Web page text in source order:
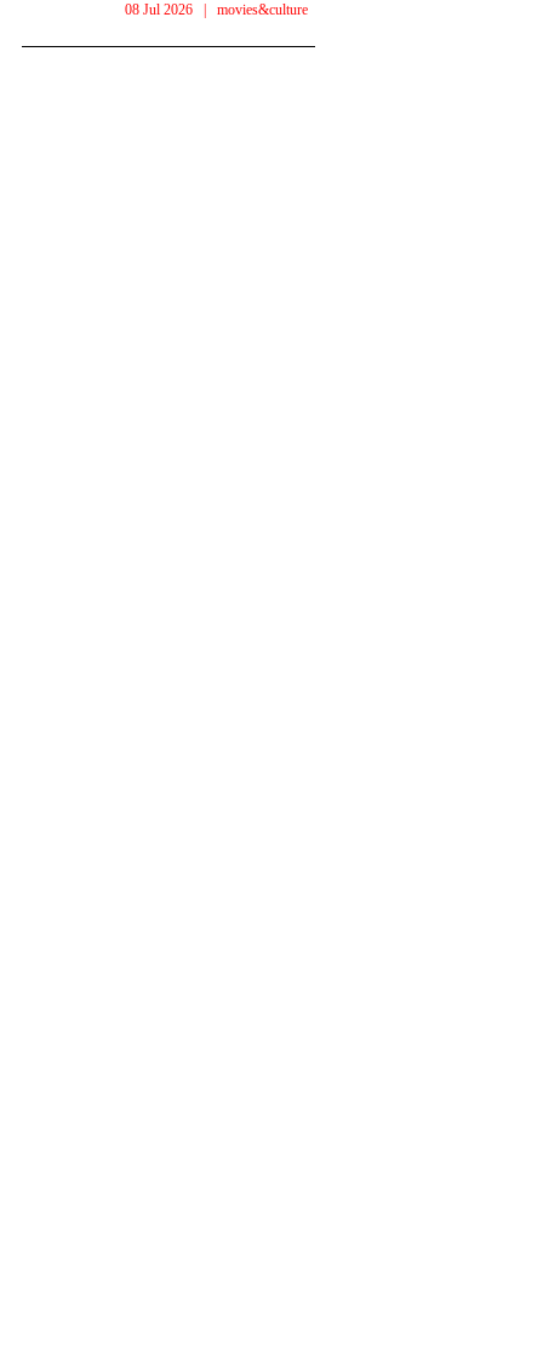
08 Jul 2026 movies&culture